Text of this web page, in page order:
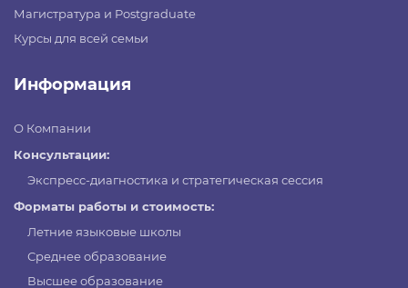
Магистратура и Postgraduate
Курсы для всей семьи
Информация
О Компании
Консультации:
Экспресс-диагностика и стратегическая сессия
Форматы работы и стоимость:
Летние языковые школы
Среднее образование
Высшее образование